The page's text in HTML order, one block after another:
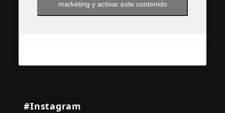
marketing y activar este contenido
#Instagram